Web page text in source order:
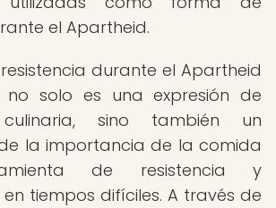
el Apartheid.
durante el Apartheid
no solo es una expresión de
sino también un
la importancia de la comida
de resistencia y
tiempos difíciles. A través de